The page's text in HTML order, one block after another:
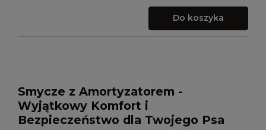
Do koszyka
Smycze z Amortyzatorem -
Wyjątkowy Komfort i
Bezpieczeństwo dla Twojego Psa